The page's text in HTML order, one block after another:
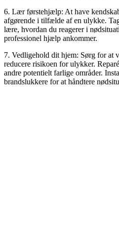
6. Lær førstehjælp: At have
afgørende i tilfælde af en ulykke.
lære, hvordan du reagerer i
professionel hjælp ankommer.
7. Vedligehold dit hjem: Sørg for at
reducere risikoen for ulykker.
andre potentielt farlige områder.
brandslukkere for at håndtere